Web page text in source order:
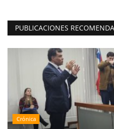
PUBLICACIONES
Crónica